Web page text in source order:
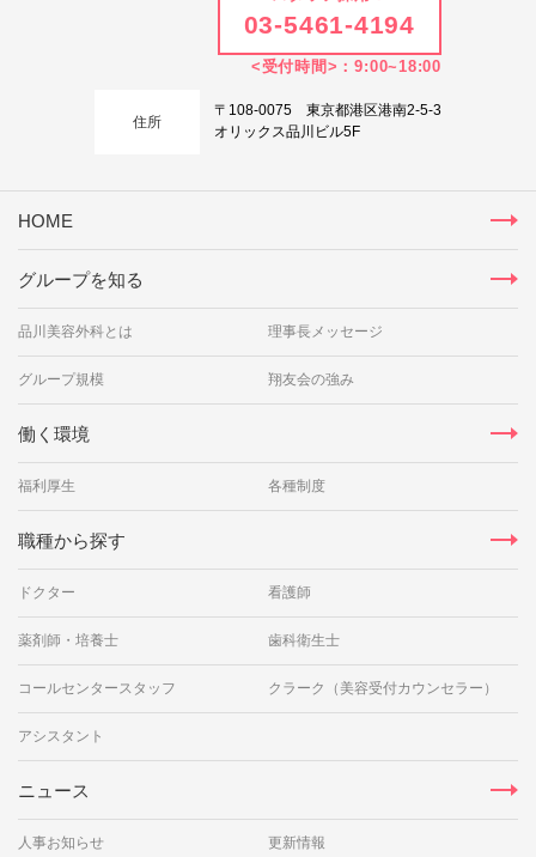
03-5461-4194
<受付時間>：9:00~18:00
住所
〒108-0075 東京都港区港南2-5-3
オリックス品川ビル5F
HOME
グループを知る
品川美容外科とは 理事長メッセージ
グループ規模 翔友会の強み
働く環境
福利厚生 各種制度
職種から探す
ドクター 看護師
薬剤師・培養士 歯科衛生士
コールセンタースタッフ クラーク（美容受付カウンセラー）
アシスタント
ニュース
人事お知らせ 更新情報